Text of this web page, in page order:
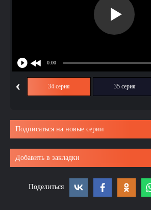
‹ 34 серия 35 серия
Подписаться на новые серии
Добавить в закладки
Поделиться